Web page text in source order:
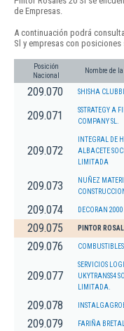
de Empresas.
A continuación podrá
Sl y empresas con posiciones
Posición
Nacional
Nombre de
209.070 SHISHA
209.071
SSTRATEGY A
COMPANY SL.
209.072
INTEGRAL DE
ALBACETE
LIMITADA
209.073
NUÑEZ
CONSTRUCCION
209.074 DECORAN 2000
209.075 PINTOR
209.076 COMBUSTIBLES
209.077
SERVICIOS
UKYTRANSS4
LIMITADA.
209.078
209.079 FARIÑA BRETAL